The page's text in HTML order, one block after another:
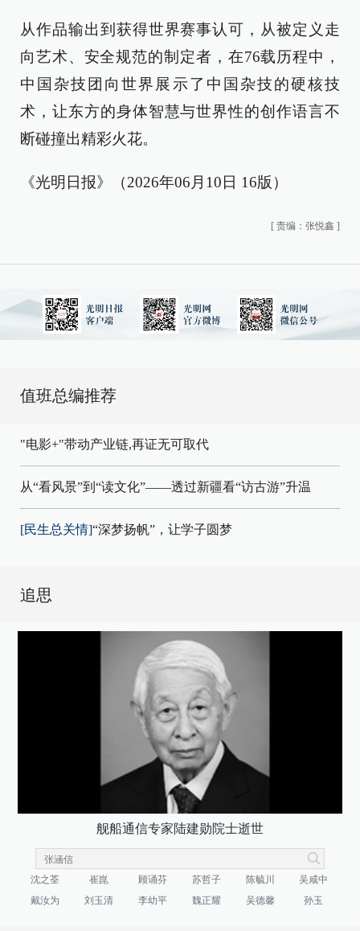
从作品输出到获得世界赛事认可，从被定义走
向艺术、安全规范的制定者，在76载历程中，
中国杂技团向世界展示了中国杂技的硬核技
术，让东方的身体智慧与世界性的创作语言不
断碰撞出精彩火花。
《光明日报》（2026年06月10日 16版）
[ 责编：张悦鑫 ]
值班总编推荐
"电影+"带动产业链,再证无可取代
从“看风景”到“读文化”——透过新疆看“访古游”升温
[民生总关情]“深梦扬帆”，让学子圆梦
追思
舰船通信专家陆建勋院士逝世
沈之荃 崔崑 顾诵芬 苏哲子 陈毓川
吴咸中
戴汝为
刘玉清 李幼平 魏正耀 吴德馨 孙玉